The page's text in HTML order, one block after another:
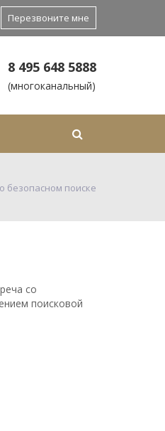
Перезвоните мне
8 495 648 5888
(многоканальный)
безопасном поиске
со
поисковой